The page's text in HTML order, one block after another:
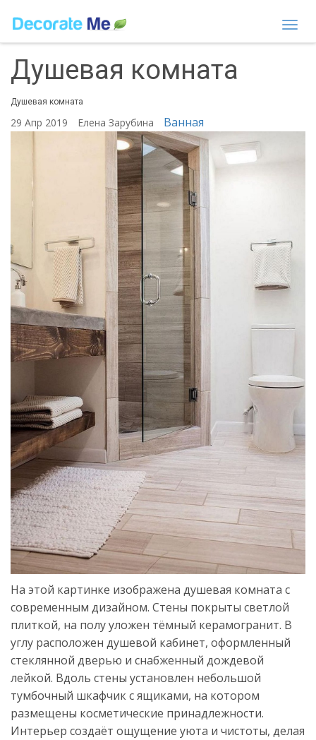
Душевая комната
Душевая комната
29 Апр 2019 Елена Зарубина Ванная
На этой картинке изображена душевая комната с
современным дизайном. Стены покрыты светлой
плиткой, на полу уложен тёмный керамогранит. В
углу расположен душевой кабинет, оформленный
стеклянной дверью и снабженный дождевой
лейкой. Вдоль стены установлен небольшой
тумбочный шкафчик с ящиками, на котором
размещены косметические принадлежности.
Интерьер создаёт ощущение уюта и чистоты, делая